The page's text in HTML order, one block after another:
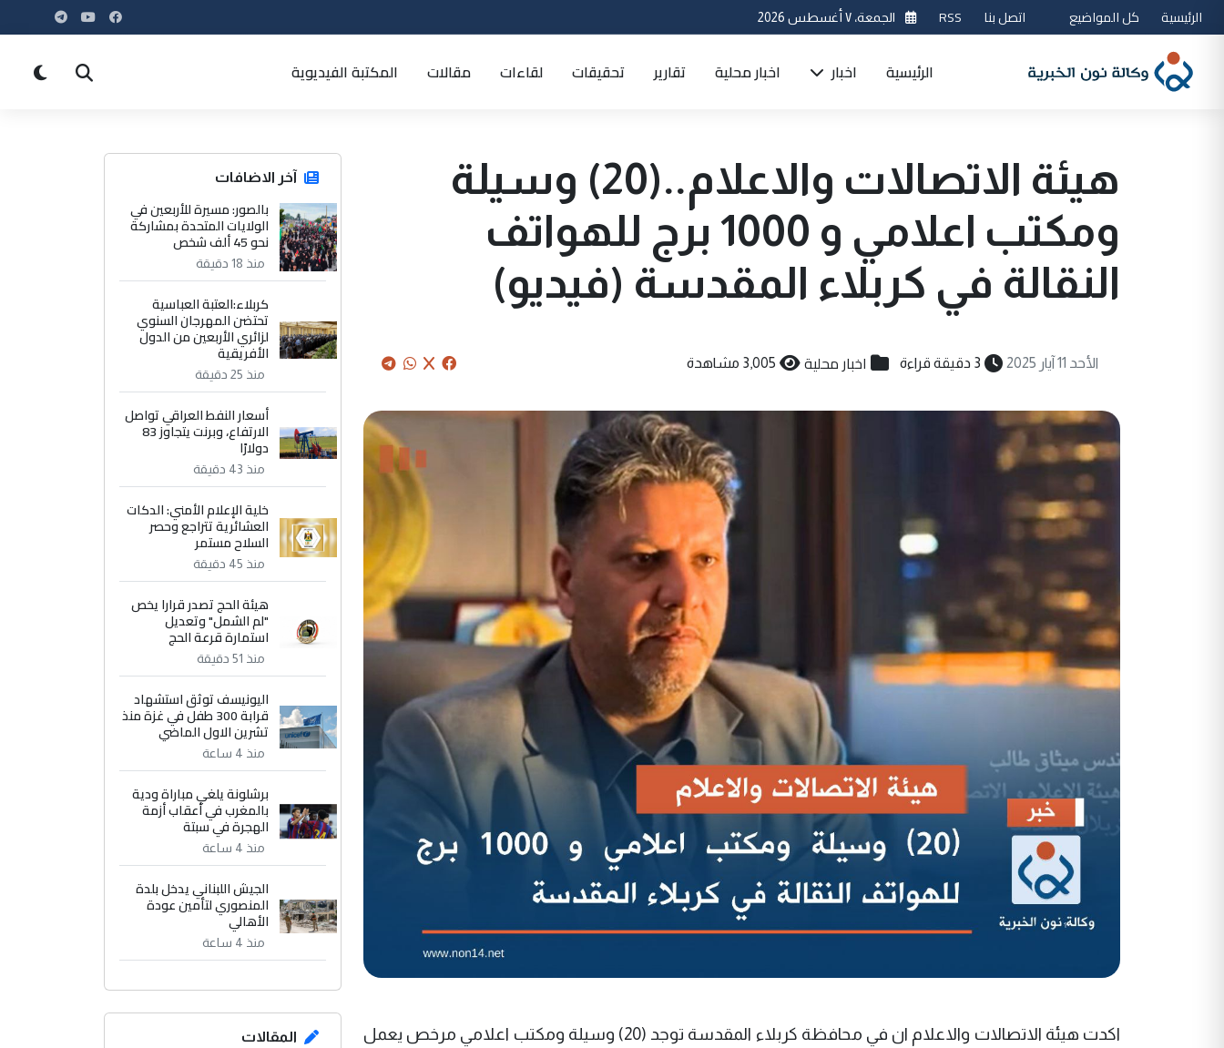
الرئيسية كل المواضيع اتصل بنا RSS الجمعة، ٧ أغسطس 2026
الرئيسية اخبار اخبار محلية تقارير تحقيقات لقاءات مقالات المكتبة الفيديوية
هيئة الاتصالات والاعلام..(20) وسيلة
ومكتب اعلامي و 1000 برج للهواتف
النقالة في كربلاء المقدسة (فيديو)
الأحد 11 آيار 2025 3 دقيقة قراءة اخبار محلية 3,005 مشاهدة
اكدت هيئة الاتصالات والاعلام ان في محافظة كربلاء المقدسة توجد (20) وسيلة ومكتب اعلامي مرخص يعمل
آخر الاضافات
بالصور: مسيرة للأربعين في
الولايات المتحدة بمشاركة
نحو 45 ألف شخص
منذ 18 دقيقة
كربلاء:العتبة العباسية
تحتضن المهرجان السنوي
لزائري الأربعين من الدول
الأفريقية
منذ 25 دقيقة
أسعار النفط العراقي تواصل
الارتفاع، وبرنت يتجاوز 83
دولارًا
منذ 43 دقيقة
خلية الإعلام الأمني: الدكات
العشائرية تتراجع وحصر
السلاح مستمر
منذ 45 دقيقة
هيئة الحج تصدر قرارا يخص
"لم الشمل" وتعديل
استمارة قرعة الحج
منذ 51 دقيقة
اليونيسف توثق استشهاد
قرابة 300 طفل في غزة منذ
تشرين الاول الماضي
منذ 4 ساعة
برشلونة يلغي مباراة ودية
بالمغرب في أعقاب أزمة
الهجرة في سبتة
منذ 4 ساعة
الجيش اللبناني يدخل بلدة
المنصوري لتأمين عودة
الأهالي
منذ 4 ساعة
المقالات